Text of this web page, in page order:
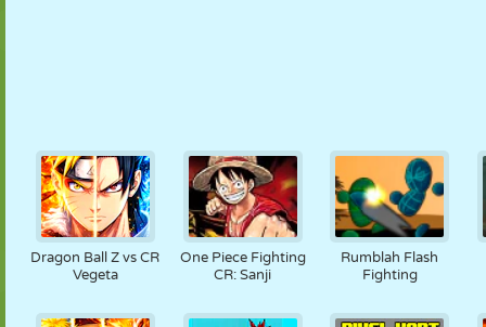
Dragon Ball Z vs CR
Vegeta
One Piece Fighting
CR: Sanji
Rumblah Flash
Fighting